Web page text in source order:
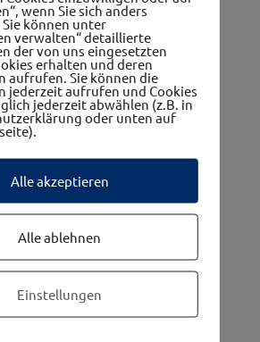
im westwinkel
wenn Sie sich anders
können unter
verwalten“ detaillierte
der von uns eingesetzten
erhalten und deren
aufrufen. Sie können die
jederzeit aufrufen und Cookies
jederzeit abwählen (z.B. in
oder unten auf
Alle akzeptieren
Alle ablehnen
Einstellungen